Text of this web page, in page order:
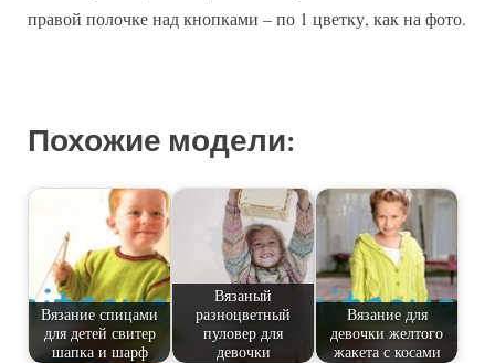
правой полочке над кнопками – по 1 цветку, как на фото.
Похожие модели:
Вязание спицами
для детей свитер
шапка и шарф
Вязаный
разноцветный
пуловер для
девочки
Вязание для
девочки желтого
жакета с косами